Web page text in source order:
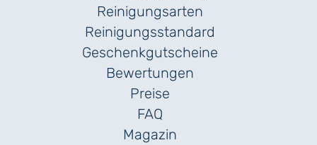
Reinigungsarten
Reinigungs­standard
Geschenk­gutscheine
Bewertungen
Preise
FAQ
Magazin